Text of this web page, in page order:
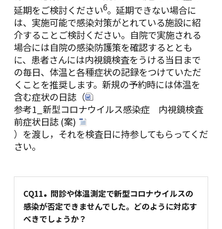
延期をご検討ください6。延期できない場合に
は、実施可能で感染対策がとれている施設に紹
介することご検討ください。自院で実施される
場合には自院の感染防護策を確認するととも
に、患者さんには内視鏡検査をうける当日まで
の毎日、体温と各種症状の記録をつけていただ
くことを推奨します。新規の予約時には体温を
含む症状の日誌（
参考1_新型コロナウイルス感染症 内視鏡検査
前症状日誌 (案)
）を渡し，それを検査日に持参してもらってくだ
さい。
CQ11. 問診や体温測定で新型コロナウイルスの
感染が否定できませんでした。どのように対応す
べきでしょうか？